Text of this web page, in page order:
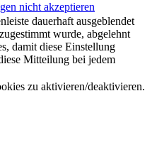
nicht akzeptieren
dauerhaft ausgeblendet
wurde, abgelehnt
damit diese Einstellung
Mitteilung bei jedem
zu aktivieren/deaktivieren.